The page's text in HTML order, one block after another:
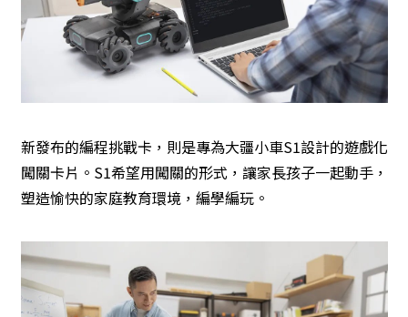
新發布的編程挑戰卡，則是專為大疆小車S1設計的遊戲化
闖關卡片。S1希望用闖關的形式，讓家長孩子一起動手，
塑造愉快的家庭教育環境，編學編玩。